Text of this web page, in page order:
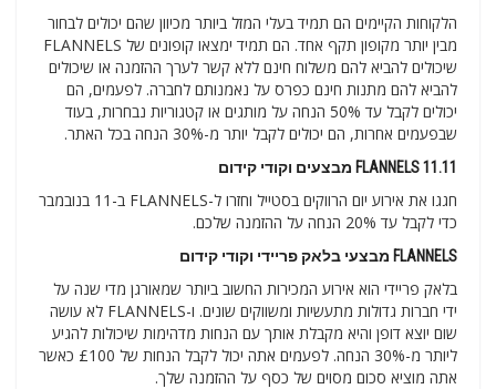
הלקוחות הקיימים הם תמיד בעלי המזל ביותר מכיוון שהם יכולים לבחור
מבין יותר מקופון תקף אחד. הם תמיד ימצאו קופונים של FLANNELS
שיכולים להביא להם משלוח חינם ללא קשר לערך ההזמנה או שיכולים
להביא להם מתנות חינם כפרס על נאמנותם לחברה. לפעמים, הם
יכולים לקבל עד 50% הנחה על מותגים או קטגוריות נבחרות, בעוד
שבפעמים אחרות, הם יכולים לקבל יותר מ-30% הנחה בכל האתר.
FLANNELS 11.11 מבצעים וקודי קידום
חגגו את אירוע יום הרווקים בסטייל וחזרו ל-FLANNELS ב-11 בנובמבר
כדי לקבל עד 20% הנחה על ההזמנה שלכם.
FLANNELS מבצעי בלאק פריידי וקודי קידום
בלאק פריידי הוא אירוע המכירות החשוב ביותר שמאורגן מדי שנה על
ידי חברות גדולות מתעשיות ומשווקים שונים. ו-FLANNELS לא עושה
שום יוצא דופן והיא מקבלת אותך עם הנחות מדהימות שיכולות להגיע
ליותר מ-30% הנחה. לפעמים אתה יכול לקבל הנחות של £100 כאשר
אתה מוציא סכום מסוים של כסף על ההזמנה שלך.